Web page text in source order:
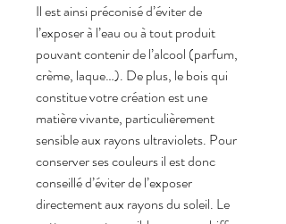
Il est ainsi préconisé d’éviter de
l’exposer à l’eau ou à tout produit
pouvant contenir de l’alcool (parfum,
crème, laque…). De plus, le bois qui
constitue votre création est une
matière vivante, particulièrement
sensible aux rayons ultraviolets. Pour
conserver ses couleurs il est donc
conseillé d’éviter de l’exposer
directement aux rayons du soleil. Le